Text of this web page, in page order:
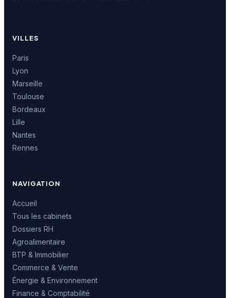
VILLES
Paris
Lyon
Marseille
Toulouse
Bordeaux
Lille
Nantes
Rennes
NAVIGATION
Accueil
Tous les cabinets
Dossiers RH
Agroalimentaire
BTP & Immobilier
Commerce & Vente
Énergie & Environnement
Finance & Comptabilité